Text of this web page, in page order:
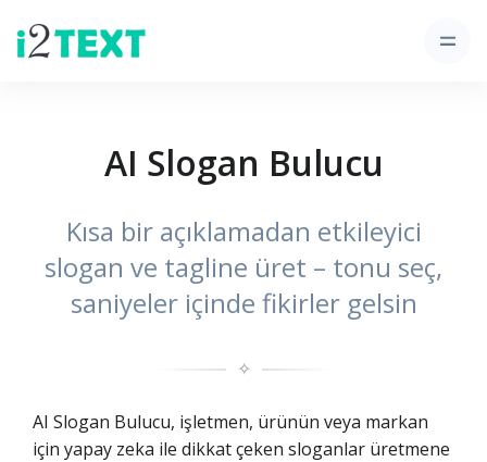
AI Slogan Bulucu
Kısa bir açıklamadan etkileyici
slogan ve tagline üret – tonu seç,
saniyeler içinde fikirler gelsin
✧
AI Slogan Bulucu, işletmen, ürünün veya markan
için yapay zeka ile dikkat çeken sloganlar üretmene